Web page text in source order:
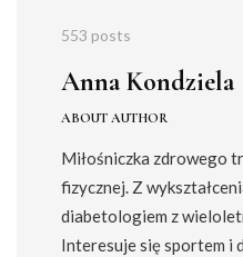
553 posts
Anna Kondziela
ABOUT AUTHOR
Miłośniczka zdrowego
fizycznej. Z
diabetologiem z
Interesuje się sportem i